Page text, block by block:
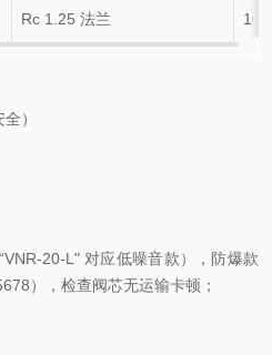
Rc 1.25 法兰 160
）
20-L" 对应低噪音款），防爆款
），检查阀芯无运输卡顿；